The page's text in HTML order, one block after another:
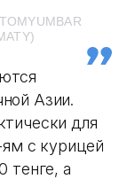
Азии.
для
ям с курицей
тенге, а